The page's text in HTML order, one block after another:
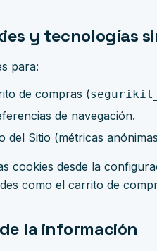
y tecnologías
para:
de compras (
de navegación.
del Sitio (métricas
cookies desde la
como el carrito de
la información